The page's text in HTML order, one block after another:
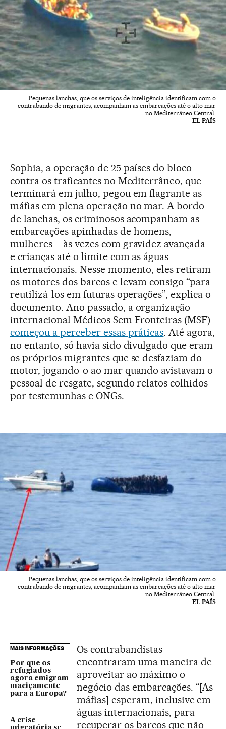
Pequenas lanchas, que os serviços de inteligência identificam com o
contrabando de migrantes, acompanham as embarcações até o alto mar
no Mediterrâneo Central.
EL PAÍS
Sophia, a operação de 25 países do bloco
contra os traficantes no Mediterrâneo, que
terminará em julho, pegou em flagrante as
máfias em plena operação no mar. A bordo
de lanchas, os criminosos acompanham as
embarcações apinhadas de homens,
mulheres – às vezes com gravidez avançada –
e crianças até o limite com as águas
internacionais. Nesse momento, eles retiram
os motores dos barcos e levam consigo “para
reutilizá-los em futuras operações”, explica o
documento. Ano passado, a organização
internacional Médicos Sem Fronteiras (MSF)
começou a perceber essas práticas. Até agora,
no entanto, só havia sido divulgado que eram
os próprios migrantes que se desfaziam do
motor, jogando-o ao mar quando avistavam o
pessoal de resgate, segundo relatos colhidos
por testemunhas e ONGs.
Pequenas lanchas, que os serviços de inteligência identificam com o
contrabando de migrantes, acompanham as embarcações até o alto mar
no Mediterrâneo Central.
EL PAÍS
MAIS INFORMAÇÕES
Por que os
refugiados
agora emigram
maciçamente
para a Europa?
A crise
Os contrabandistas
encontraram uma maneira de
aproveitar ao máximo o
negócio das embarcações. “[As
máfias] esperam, inclusive em
águas internacionais, para
recuperar os barcos que não